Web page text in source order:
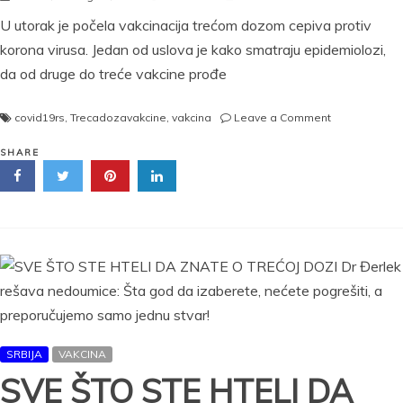
U utorak je počela vakcinacija trećom dozom cepiva protiv
korona virusa. Jedan od uslova je kako smatraju epidemiolozi,
da od druge do treće vakcine prođe
covid19rs, Trecadozavakcine, vakcina Leave a Commenton
NEĆE
VAKCINA
SHARE
SRBIJA VAKCINA
SVE ŠTO STE HTELI DA